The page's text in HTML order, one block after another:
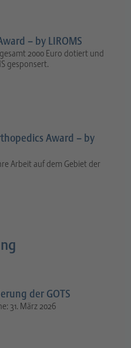
– by LIROMS
2000 Euro dotiert und
gesponsert.
Award – by
Arbeit auf dem Gebiet der
der GOTS
31. März 2026